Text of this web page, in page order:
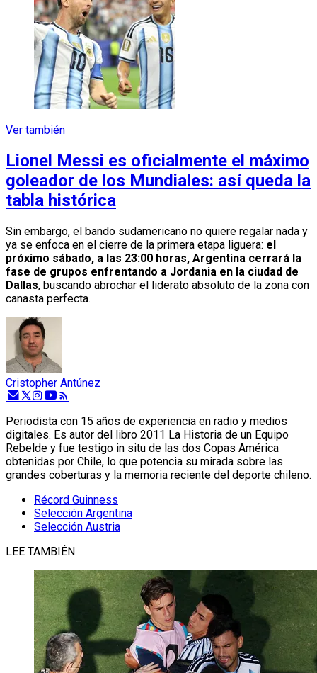
Ver también
Lionel Messi es oficialmente el máximo
goleador de los Mundiales: así queda la
tabla histórica
Sin embargo, el bando sudamericano no quiere regalar nada y
ya se enfoca en el cierre de la primera etapa liguera: el
próximo sábado, a las 23:00 horas, Argentina cerrará la
fase de grupos enfrentando a Jordania en la ciudad de
Dallas, buscando abrochar el liderato absoluto de la zona con
canasta perfecta.
Cristopher Antúnez
Periodista con 15 años de experiencia en radio y medios
digitales. Es autor del libro 2011 La Historia de un Equipo
Rebelde y fue testigo in situ de las dos Copas América
obtenidas por Chile, lo que potencia su mirada sobre las
grandes coberturas y la memoria reciente del deporte chileno.
Récord Guinness
Selección Argentina
Selección Austria
LEE TAMBIÉN